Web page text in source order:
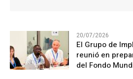
20/07/2026
El Grupo de
reunió en
del Fondo